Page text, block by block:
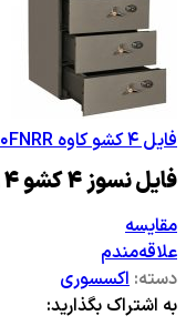
فایل ۴ کشو کاوه ۶۰۰FNRR
فایل نسوز 4 کشو 4 رمز دیجیتالی
مقایسه
علاقه‌مندم
دسته: اکسسوری
به اشتراک بگذارید: